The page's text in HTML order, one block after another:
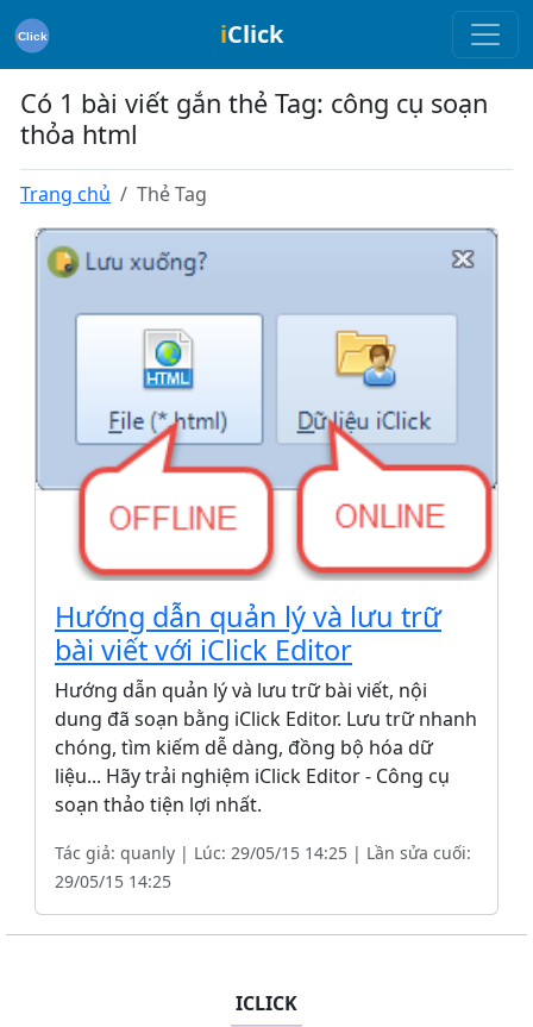
iClick
Có 1 bài viết gắn thẻ Tag: công cụ soạn
thỏa html
Trang chủ Thẻ Tag
Hướng dẫn quản lý và lưu trữ
bài viết với iClick Editor
Hướng dẫn quản lý và lưu trữ bài viết, nội
dung đã soạn bằng iClick Editor. Lưu trữ nhanh
chóng, tìm kiếm dễ dàng, đồng bộ hóa dữ
liệu... Hãy trải nghiệm iClick Editor - Công cụ
soạn thảo tiện lợi nhất.
Tác giả: quanly | Lúc: 29/05/15 14:25 | Lần sửa cuối:
29/05/15 14:25
ICLICK